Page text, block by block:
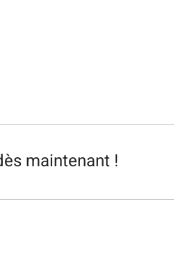
maintenant !